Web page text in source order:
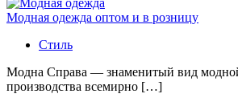
Модная одежда оптом и в розницу
Стиль
Модна Справа — знаменитый вид модной
производства всемирно […]